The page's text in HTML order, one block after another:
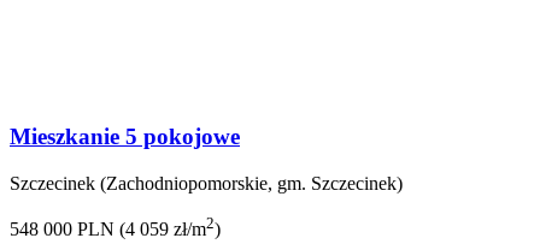
Mieszkanie 5 pokojowe
Szczecinek (Zachodniopomorskie, gm. Szczecinek)
548 000 PLN (4 059 zł/m2)